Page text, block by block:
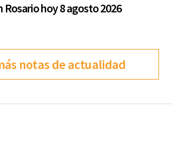
Rosario hoy 8 agosto 2026
notas de actualidad